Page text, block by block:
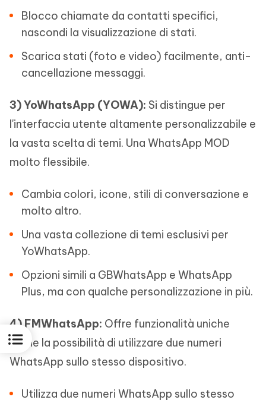
Blocco chiamate da contatti specifici,
nascondi la visualizzazione di stati.
Scarica stati (foto e video) facilmente, anti-
cancellazione messaggi.
3)YoWhatsApp (YOWA): Si distingue per
l'interfaccia utente altamente personalizzabile e
la vasta scelta di temi. Una WhatsApp MOD
molto flessibile.
Cambia colori, icone, stili di conversazione e
molto altro.
Una vasta collezione di temi esclusivi per
YoWhatsApp.
Opzioni simili a GBWhatsApp e WhatsApp
Plus, ma con qualche personalizzazione in più.
4) FMWhatsApp: Offre funzionalità uniche
come la possibilità di utilizzare due numeri
WhatsApp sullo stesso dispositivo.
Utilizza due numeri WhatsApp sullo stesso